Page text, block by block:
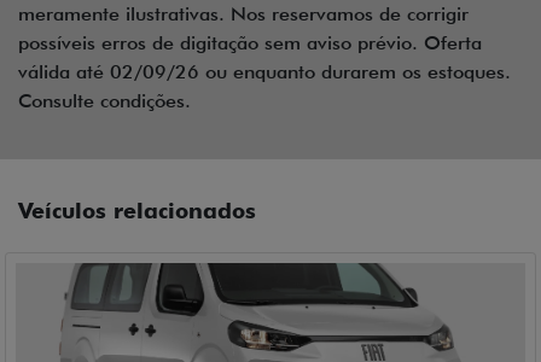
meramente ilustrativas. Nos reservamos de corrigir
possíveis erros de digitação sem aviso prévio. Oferta
válida até 02/09/26 ou enquanto durarem os estoques.
Consulte condições.
Veículos relacionados